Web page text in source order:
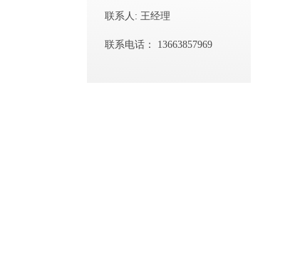
联系人: 王经理
联系电话： 13663857969